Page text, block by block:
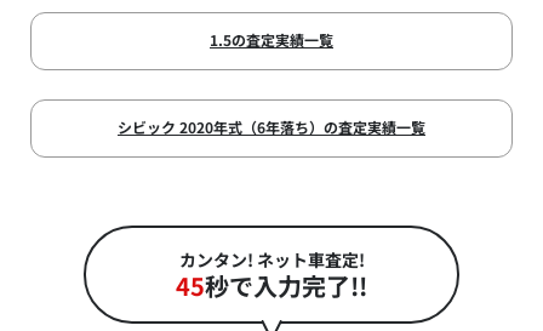
1.5の査定実績一覧
シビック 2020年式（6年落ち）の査定実績一覧
カンタン! ネット車査定!
45秒で入力完了!!